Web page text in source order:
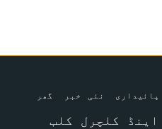
کلچرل کلب
گھر نئی خبر